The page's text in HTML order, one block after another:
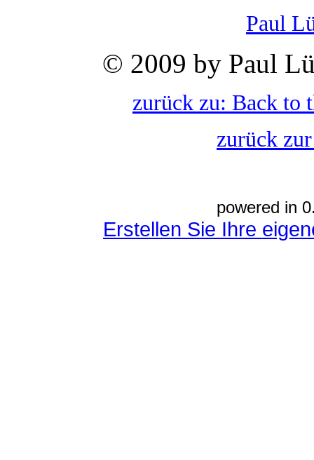
Paul
© 2009 by Paul
zurück zu: Back to
zurück
powered in
Erstellen Sie Ihre